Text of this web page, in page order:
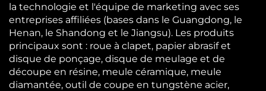
la technologie et l'équipe de marketing avec ses
entreprises affiliées (bases dans le Guangdong, le
Henan, le Shandong et le Jiangsu). Les produits
principaux sont : roue à clapet, papier abrasif et
disque de ponçage, disque de meulage et de
découpe en résine, meule céramique, meule
diamantée, outil de coupe en tungstène acier,